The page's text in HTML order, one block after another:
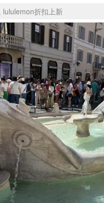
lululemon折扣上新
Sasa美妆护肤3.5折
SSENSE年中3折
FreshBeauty好价汇总
Cettire降价+叠9折
Farfetch折上8折
WWS Coles超市实拍
viagogo二手票捡漏
Myer清仓1折起
The Outnet奢牌1折起
David Jones 3折起
Flannels大牌1折
Perfumes Club护肤1折
AMIRO返校季6.2折
Oweek抽奖送Airpods
Amazon折扣汇总
eToro入金$200送$50
Amazon数码好物
ICONIC本周7.5折
ThedoubleF高奢地板价
Moose Knuckles 6折
丝芙兰5折起
EUFY官网3.7折起
Selenichast首饰2折
Trip机票酒店促销
YSL送5件彩妆礼
Amazon家居好物
BIGBANG巡演开票
David Jones时尚3折
Amazon美妆护肤
雅漾大喷$8
过敏原检测盒$33
伊索独家赠50ml沐浴露
科颜氏清仓3折
SEALIFE海洋馆门票6折
丝塔芙大白罐$16
订阅Newsletter送香薰
Cult Beauty 6.8折
Harrods圣诞日历2.3折
LN-CC奢牌私促3折
d'Alba空姐喷雾$16
EVE LOM套装逆天2折
Bernardelli独家4折
Adore Beauty 6折起
CT圣诞日历
Mytheresa奢品2.7折
Luxury Escapes 9折
Currentbody美容仪9折
卡诗9折+赠4件礼
MOON Garden Live
ALLSAINTS美衣3折
Roborock扫地机3.7折
Tingo Life水杯$24
Valentino官网5折
CR洗发护发6.3折